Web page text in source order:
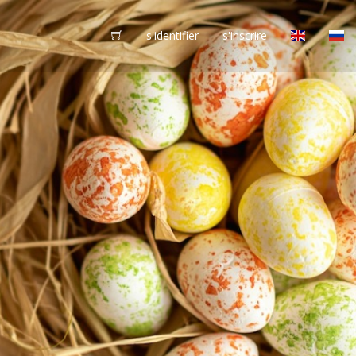
s'identifier s'inscrire